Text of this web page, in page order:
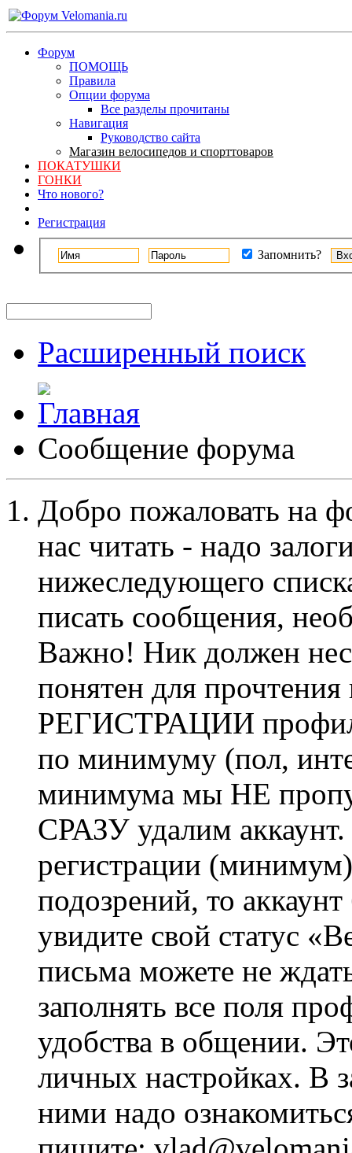
Форум
ПОМОЩЬ
Правила
Опции форума
Все разделы прочитаны
Навигация
Руководство сайта
Магазин велосипедов и спорттоваров
ПОКАТУШКИ
ГОНКИ
Что нового?
Регистрация
Запомнить?
Расширенный поиск
Сообщение форума
Добро пожаловать на
нас читать - надо
нижеследующего
писать сообщения,
Важно! Ник должен
понятен для
РЕГИСТРАЦИИ профиль
по минимуму (пол,
минимума мы НЕ
СРАЗУ удалим
регистрации
подозрений, то
увидите свой статус
письма можете не
заполнять все поля
удобства в общении.
личных настройках. В
ними надо